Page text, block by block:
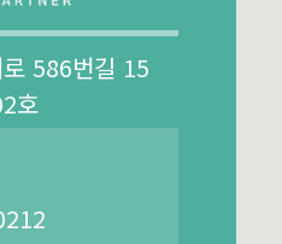
586번길 15
호